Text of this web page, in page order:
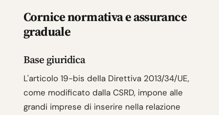
Cornice normativa e assurance
graduale
Base giuridica
L'articolo 19-bis della Direttiva 2013/34/UE,
come modificato dalla CSRD, impone alle
grandi imprese di inserire nella relazione